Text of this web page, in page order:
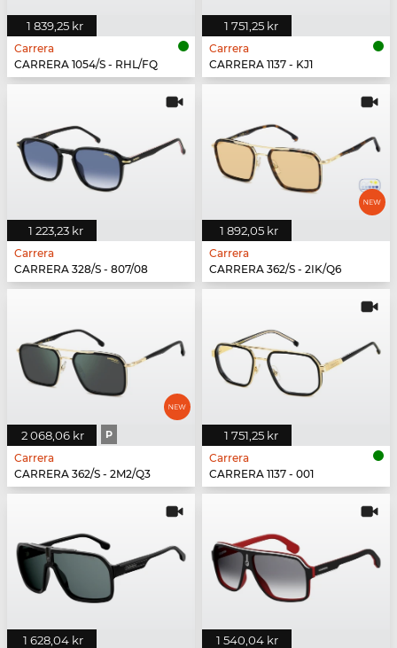
1 839,25 kr
Carrera
CARRERA 1054/S - RHL/FQ
1 751,25 kr
Carrera
CARRERA 1137 - KJ1
1 223,23 kr
Carrera
CARRERA 328/S - 807/08
1 892,05 kr
Carrera
CARRERA 362/S - 2IK/Q6
2 068,06 kr P
Carrera
CARRERA 362/S - 2M2/Q3
1 751,25 kr
Carrera
CARRERA 1137 - 001
1 628,04 kr 1 540,04 kr